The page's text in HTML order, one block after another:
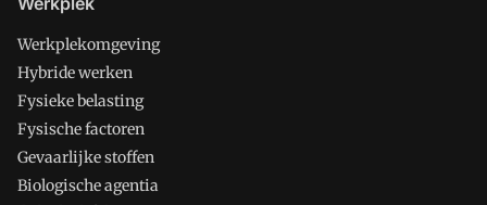
Werkplekomgeving
Hybride werken
Fysieke belasting
Fysische factoren
Gevaarlijke stoffen
Biologische agentia